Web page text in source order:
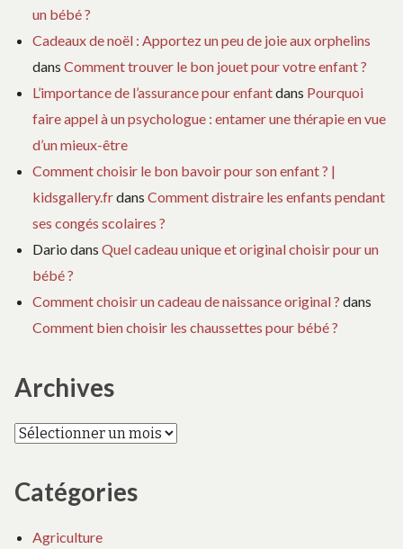
un bébé ?
Cadeaux de noël : Apportez un peu de joie aux orphelins
dans Comment trouver le bon jouet pour votre enfant ?
L’importance de l’assurance pour enfantdans Pourquoi
faire appel à un psychologue : entamer une thérapie en vue
d’un mieux-être
Comment choisir le bon bavoir pour son enfant ? |
kidsgallery.frdans Comment distraire les enfants pendant
ses congés scolaires ?
Dario dans Quel cadeau unique et original choisir pour un
bébé ?
Comment choisir un cadeau de naissance original ? dans
Comment bien choisir les chaussettes pour bébé ?
Archives
Archives
Catégories
Agriculture